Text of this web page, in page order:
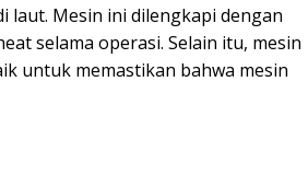
laut. Mesin ini dilengkapi dengan
selama operasi. Selain itu, mesin
untuk memastikan bahwa mesin